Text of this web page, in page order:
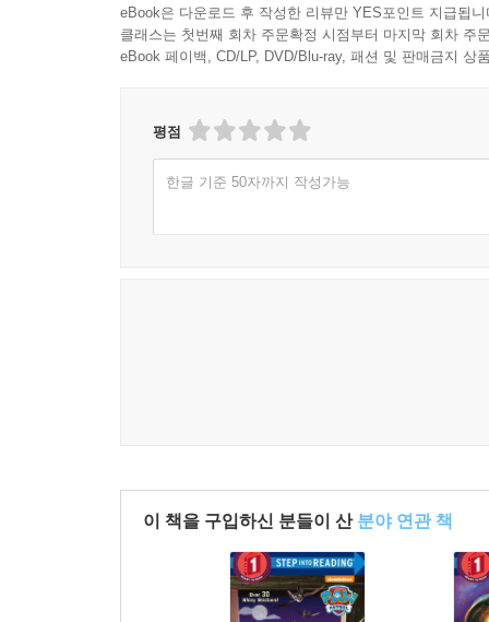
eBook은 다운로드 후 작성한 리뷰만 YES포인트 지급됩니
클래스는 첫번째 회차 주문확정 시점부터 마지막 회차 주
eBook 페이백, CD/LP, DVD/Blu-ray, 패션 및 판매금지 상
평점
한글 기준 50자까지 작성가능
이 책을 구입하신 분들이 산 분야 연관 책